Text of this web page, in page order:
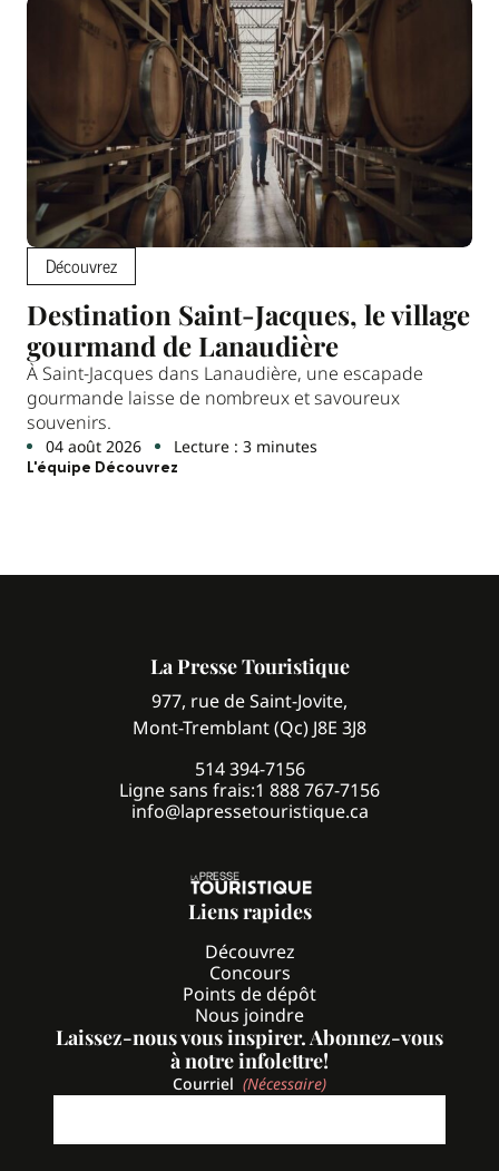
Découvrez
Destination Saint-Jacques, le village
gourmand de Lanaudière
À Saint-Jacques dans Lanaudière, une escapade
gourmande laisse de nombreux et savoureux
souvenirs.
04 août 2026 Lecture : 3 minutes
L'équipe Découvrez
La Presse Touristique
977, rue de Saint-Jovite,
Mont-Tremblant (Qc) J8E 3J8
514 394-7156
Ligne sans frais:1 888 767-7156
info@lapressetouristique.ca
Liens rapides
Découvrez
Concours
Points de dépôt
Nous joindre
Laissez-nous vous inspirer. Abonnez-vous
à notre infolettre!
Courriel (Nécessaire)